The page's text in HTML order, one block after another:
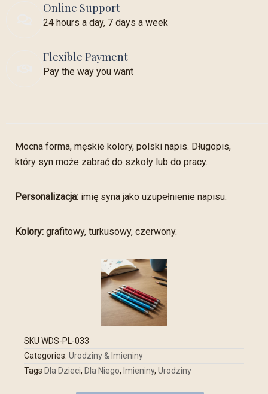
Online Support
24 hours a day, 7 days a week
Flexible Payment
Pay the way you want
Mocna forma, męskie kolory, polski napis. Długopis,
który syn może zabrać do szkoły lub do pracy.
Personalizacja: imię syna jako uzupełnienie napisu.
Kolory: grafitowy, turkusowy, czerwony.
SKU WDS-PL-033
Categories: Urodziny & Imieniny
Tags Dla Dzieci, Dla Niego, Imieniny, Urodziny